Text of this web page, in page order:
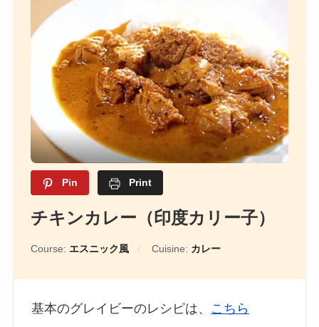
Pin Print
チキンカレー（印度カリー子）
Course: エスニック風 Cuisine: カレー
基本のグレイビーのレシピは、 こちら